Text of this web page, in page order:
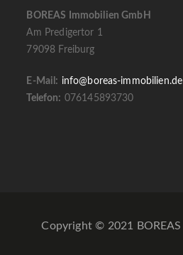
BOREAS Immobilien GmbH
Am Predigertor 1
79098 Freiburg
E-Mail: info@boreas-immobilien.de
Telefon: 076145893730
Copyright © 2021